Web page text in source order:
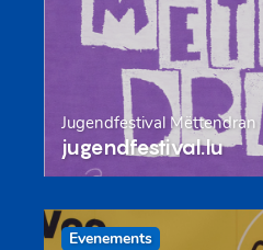
Jugendfestival Mëttendran
jugendfestival.lu
Evenements